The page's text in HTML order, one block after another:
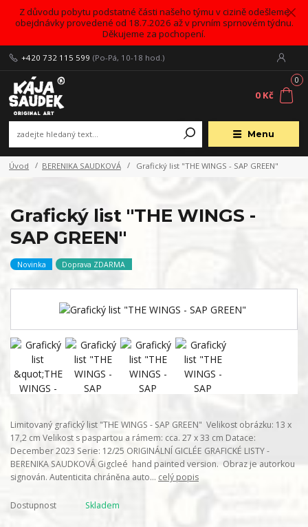
Z důvodu pobytu podstatné části našeho týmu v cizině odešleme
obejdnávky provedené od 18.7.2026 až v prvním sprnovém týdnu.
Děkujeme za pochopení.
Menu
+420 732 115 599 (Po-Pá, 10-18 hod.)
0
0 Kč
Úvod BERENIKA SAUDKOVÁ Grafický list "THE WINGS - SAP GREEN"
Grafický list "THE WINGS -
SAP GREEN"
Novinka Doprava ZDARMA
Limitovaný grafický list "THE WINGS - SAP GREEN" Velikost obrázku: 13 x
17,2 cm Velikost s paspartou a rámem: cca. 27 x 33 cm Datace:
December 2023 Serie: 12/25 ORIGINÁLNÍ GICLÉE GRAFICKÉ LISTY -
BERENIKA SAUDKOVÁ Gigcleé hand painted version. Obraz je autorkou
signován. Autenticita chráněna auto... celý popis
Dostupnost Skladem